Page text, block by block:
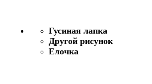
Гусиная лапка
Другой рисунок
Елочка